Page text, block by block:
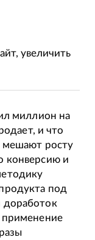
увеличить
миллион на
и что
мешают росту
конверсию и
под
применение